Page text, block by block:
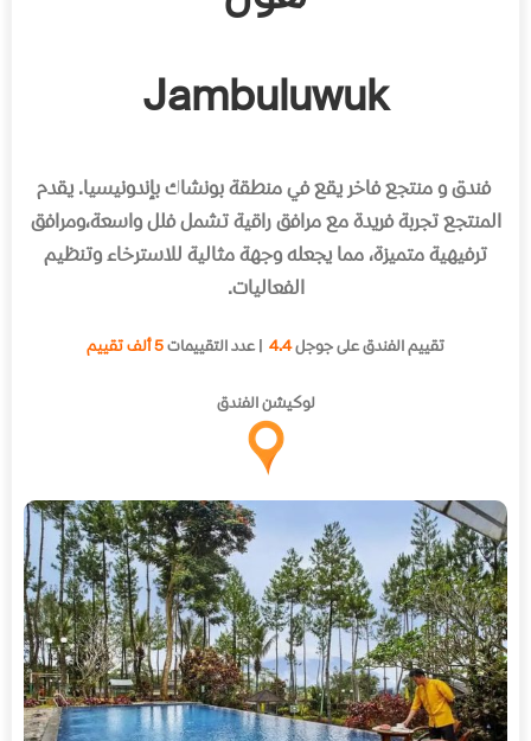
Jambuluwuk
فندق و منتجع فاخر يقع في منطقة بونشاك بإندونيسيا.يقدم
المنتجع تجربة فريدة مع مرافق راقية تشمل فلل واسعة،ومرافق
ترفيهية متميزة، مما يجعله وجهة مثالية للاسترخاء وتنظيم
الفعاليات.
تقييم الفندق على جوجل4.4 | عدد التقييمات5 ألف تقييم
لوكيشن الفندق